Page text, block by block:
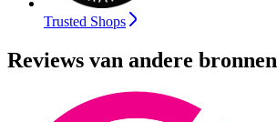
Trusted Shops
Reviews van andere bronnen